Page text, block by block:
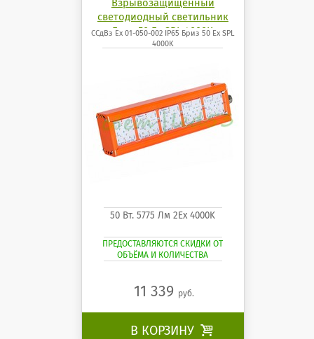
светодиодный светильник
Бриз 50 Ех SPL 4000K
ССдВз Ех 01-050-002 IP65 Бриз 50 Ех SPL
4000K
50 Вт. 5775 Лм 2Ех 4000K
ПРЕДОСТАВЛЯЮТСЯ СКИДКИ ОТ
ОБЪЁМА И КОЛИЧЕСТВА
11 339 руб.
В КОРЗИНУ 